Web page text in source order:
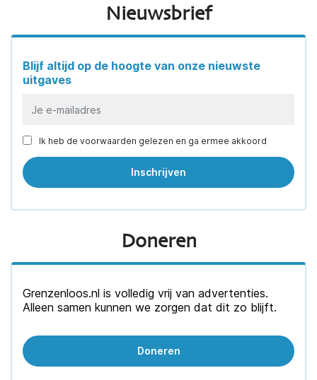
Nieuwsbrief
Blijf altijd op de hoogte van onze nieuwste
uitgaves
Ik heb de voorwaarden gelezen en ga ermee akkoord
Doneren
Grenzenloos.nl is volledig vrij van advertenties.
Alleen samen kunnen we zorgen dat dit zo blijft.
Doneren